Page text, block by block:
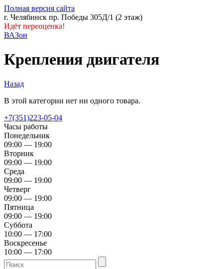
Полная версия сайта
г. Челябинск пр. Победы 305Д/1 (2 этаж)
Идёт переоценка!
ВАЗон
Крепления двигателя
Назад
В этой категории нет ни одного товара.
+7(351)223-05-04
Часы работы
Понедельник
09:00 — 19:00
Вторник
09:00 — 19:00
Среда
09:00 — 19:00
Четверг
09:00 — 19:00
Пятница
09:00 — 19:00
Суббота
10:00 — 17:00
Воскресенье
10:00 — 17:00